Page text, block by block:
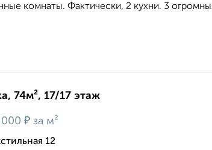
комнаты. Фактически, 2 кухни. 3
74м², 17/17 этаж
000 ₽ за м²
12